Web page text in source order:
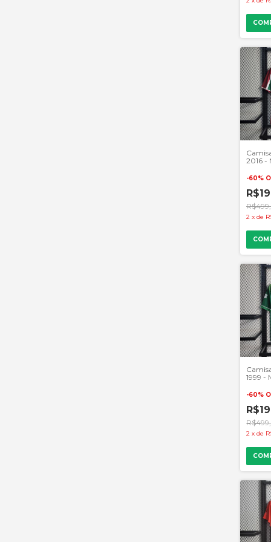
2016 -
-60%
2 x de
1999 -
-60%
2 x de